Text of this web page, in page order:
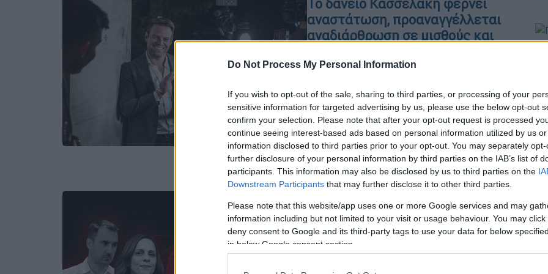
Do Not Process My Personal Information
If you wish to opt-out of the sale, sharing to third parties, or processing of your
sensitive information for targeted advertising by us, please use the below opt-out
confirm your selection. Please note that after your opt-out request is processed
continue seeing interest-based ads based on personal information utilized by us
information disclosed to third parties prior to your opt-out. You may separately
further disclosure of your personal information by third parties on the IAB’s list of
participants. This information may also be disclosed by us to third parties on the
Downstream Participants that may further disclose it to other third parties.
Please note that this website/app uses one or more Google services and may
information including but not limited to your visit or usage behaviour. You may
deny consent to Google and its third-party tags to use your data for below
in below Google consent section.
Το δάνειο Κασσελάκη φέρνει
αναστάτωση, προαναγγέλλεται
αναδιάρθρωση σε μισθούς και
Ούτε στις γιορτές δεν βρίσκουν
ησυχία στον ΣΥΡΙΖΑ ΠΣ. Όλοι
πίστευαν ότι η απουσία Κασσελάκη
στις ΗΠΑ θα έδινε ευκαιρία για
χαλάρωση, οι διαρροές για το δάνειο
των 250.000 προκάλεσαν…
Χριστουγεννιάτικη αναστάτωση
Πολιτική|29.11.2023 07:06
Τη Δευτέρα τα «βαφτίσια» της
νέας ΚΟ - Τα «γυρνάει» πάλι ο